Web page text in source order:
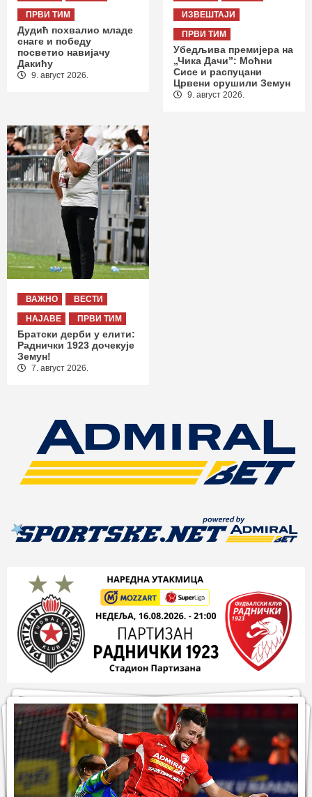
ПРВИ ТИМ
Дудић похвалио младе
снаге и победу
посветио навијачу
Дакићу
9. август 2026.
ИЗВЕШТАЈИ
ПРВИ ТИМ
Убедљива премијера на
„Чика Дачи”: Моћни
Сисе и распуцани
Црвени срушили Земун
9. август 2026.
ВАЖНО
ВЕСТИ
НАЈАВЕ
ПРВИ ТИМ
Братски дерби у елити:
Раднички 1923 дочекује
Земун!
7. август 2026.